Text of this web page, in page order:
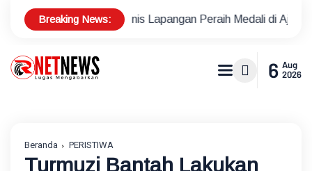
Breaking News:
Tenis Lapangan Peraih Medali di Ajang Porprov Polsek
6 Aug
2026
Beranda PERISTIWA
Turmuzi Bantah Lakukan